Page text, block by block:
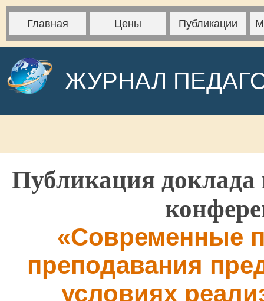
Главная Цены Публикации
ЖУРНАЛ
Публикация доклада
«Современные
преподавания
условиях